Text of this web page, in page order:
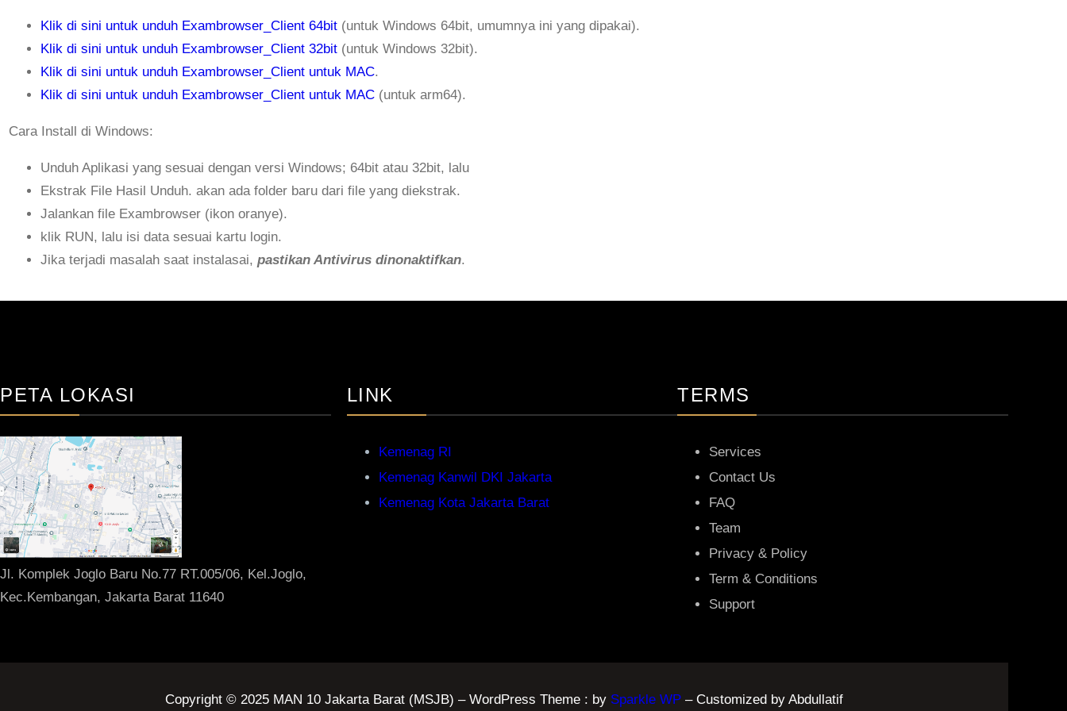
Klik di sini untuk unduh Exambrowser_Client 64bit(untuk Windows 64bit, umumnya ini yang dipakai).
Klik di sini untuk unduh Exambrowser_Client 32bit(untuk Windows 32bit).
Klik di sini untuk unduh Exambrowser_Client untuk MAC.
Klik di sini untuk unduh Exambrowser_Client untuk MAC(untuk arm64).
Cara Install di Windows:
Unduh Aplikasi yang sesuai dengan versi Windows; 64bit atau 32bit, lalu
Ekstrak File Hasil Unduh. akan ada folder baru dari file yang diekstrak.
Jalankan file Exambrowser (ikon oranye).
klik RUN, lalu isi data sesuai kartu login.
Jika terjadi masalah saat instalasai, pastikan Antivirus dinonaktifkan.
PETA LOKASI
Jl. Komplek Joglo Baru No.77 RT.005/06, Kel.Joglo,
Kec.Kembangan, Jakarta Barat 11640
LINK
Kemenag RI
Kemenag Kanwil DKI Jakarta
Kemenag Kota Jakarta Barat
TERMS
Services
Contact Us
FAQ
Team
Privacy & Policy
Term & Conditions
Support
Copyright © 2025 MAN 10 Jakarta Barat (MSJB) – WordPress Theme : by Sparkle WP – Customized by Abdullatif